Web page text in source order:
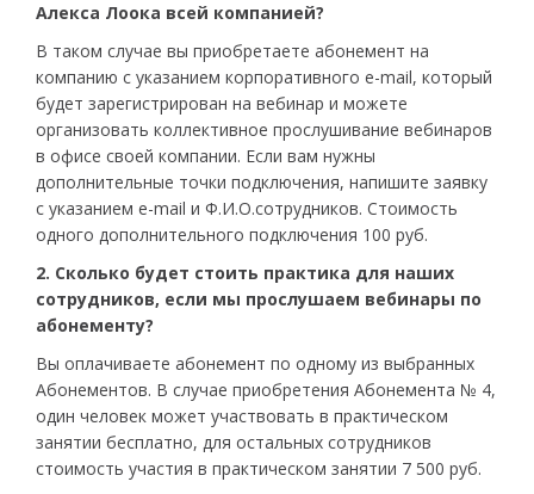
Алекса Лоока всей компанией?
В таком случае вы приобретаете абонемент на
компанию с указанием корпоративного e-mail, который
будет зарегистрирован на вебинар и можете
организовать коллективное прослушивание вебинаров
в офисе своей компании. Если вам нужны
дополнительные точки подключения, напишите заявку
с указанием e-mail и Ф.И.О.сотрудников. Стоимость
одного дополнительного подключения 100 руб.
2. Сколько будет стоить практика для наших
сотрудников, если мы прослушаем вебинары по
абонементу?
Вы оплачиваете абонемент по одному из выбранных
Абонементов. В случае приобретения Абонемента № 4,
один человек может участвовать в практическом
занятии бесплатно, для остальных сотрудников
стоимость участия в практическом занятии 7 500 руб.